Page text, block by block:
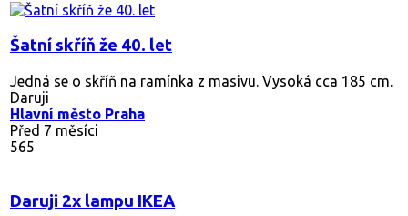
Šatní skříň že 40. let
Jedná se o skříň na ramínka z masivu. Vysoká cca 185 cm.
Daruji
Hlavní město Praha
Před 7 měsíci
565